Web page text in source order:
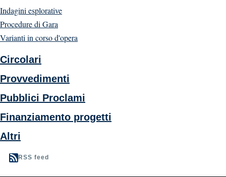
Indagini esplorative
Procedure di Gara
Varianti in corso d'opera
Circolari
Provvedimenti
Pubblici Proclami
Finanziamento progetti
Altri
RSS feed